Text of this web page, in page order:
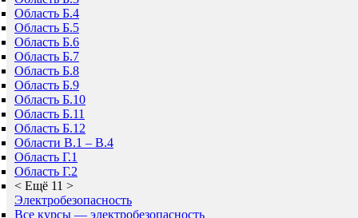
Область Б.4
Область Б.5
Область Б.6
Область Б.7
Область Б.8
Область Б.9
Область Б.10
Область Б.11
Область Б.12
Области В.1 – В.4
Область Г.1
Область Г.2
< Ещё 11 >
Электробезопасность
Все курсы — электробезопасность